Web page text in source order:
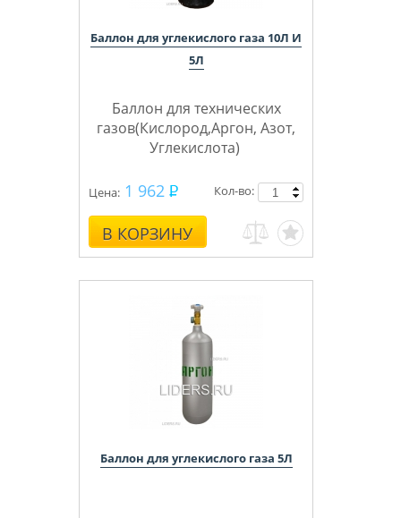
Баллон для углекислого газа 10Л И
5Л
Баллон для технических
газов(Кислород,Аргон, Азот,
Углекислота)
Бренд
Ярпожинвест
Цена: 1 962
В КОРЗИНУ
Кол-во:
Баллон для углекислого газа 5Л